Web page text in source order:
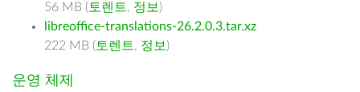
56 MB ( 토렌트, 정보 )
libreoffice-translations-26.2.0.3.tar.xz
222 MB ( 토렌트, 정보 )
운영 체제